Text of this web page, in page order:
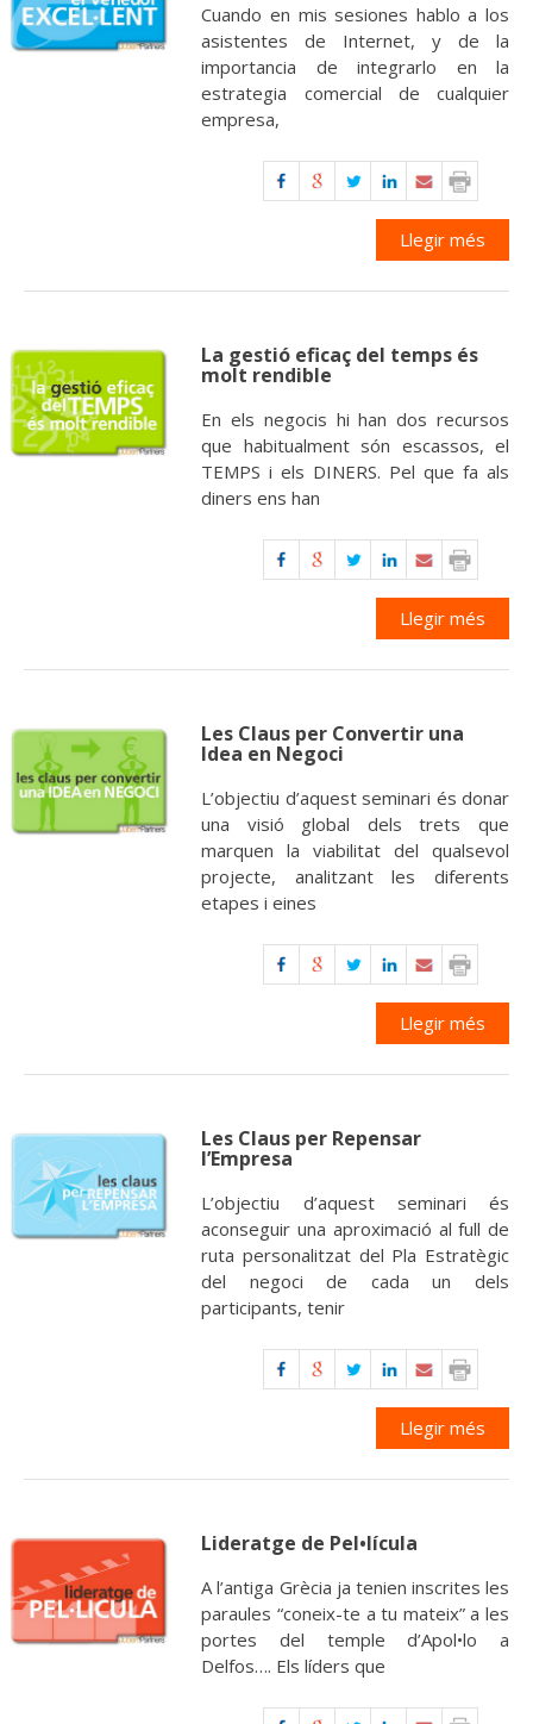
Cuando en mis sesiones hablo a los
asistentes de Internet, y de la
importancia de integrarlo en la
estrategia comercial de cualquier
empresa,
Llegir més
La gestió eficaç del temps és
molt rendible
En els negocis hi han dos recursos
que habitualment són escassos, el
TEMPS i els DINERS. Pel que fa als
diners ens han
Llegir més
Les Claus per Convertir una
Idea en Negoci
L’objectiu d’aquest seminari és donar
una visió global dels trets que
marquen la viabilitat del qualsevol
projecte, analitzant les diferents
etapes i eines
Llegir més
Les Claus per Repensar
l’Empresa
L’objectiu d’aquest seminari és
aconseguir una aproximació al full de
ruta personalitzat del Pla Estratègic
del negoci de cada un dels
participants, tenir
Llegir més
Lideratge de Pel•lícula
A l’antiga Grècia ja tenien inscrites les
paraules “coneix-te a tu mateix” a les
portes del temple d’Apol•lo a
Delfos…. Els líders que